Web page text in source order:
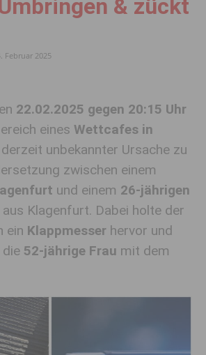
& zückt
Februar 2025
22.02.2025 gegen 20:15 Uhr
eines Wettcafes in
unbekannter Ursache zu
zwischen einem
und einem 26-jährigen
Klagenfurt. Dabei holte der
ein Klappmesser hervor und
52-jährige Frau mit dem